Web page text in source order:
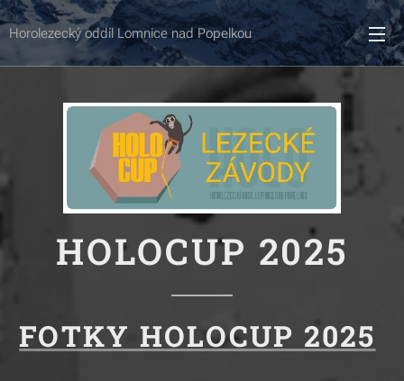
Horolezecký oddíl Lomnice nad Popelkou
HOLOCUP 2025
FOTKY HOLOCUP 2025